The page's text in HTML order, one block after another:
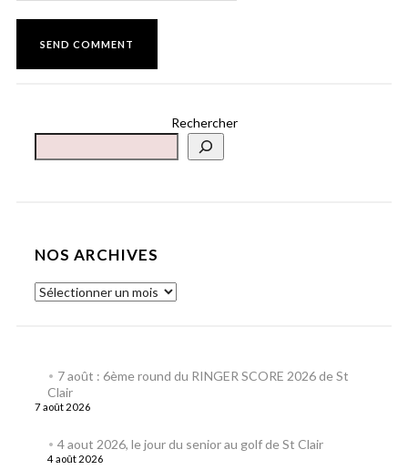
Rechercher
NOS ARCHIVES
7 août : 6ème round du RINGER SCORE 2026 de St
Clair
7 août 2026
4 aout 2026, le jour du senior au golf de St Clair
4 août 2026